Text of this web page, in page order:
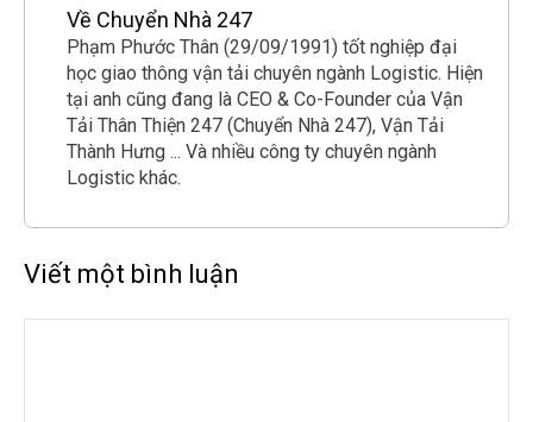
Về Chuyển Nhà 247
Phạm Phước Thân (29/09/1991) tốt nghiệp đại
học giao thông vận tải chuyên ngành Logistic. Hiện
tại anh cũng đang là CEO & Co-Founder của Vận
Tải Thân Thiện 247 (Chuyển Nhà 247), Vận Tải
Thành Hưng ... Và nhiều công ty chuyên ngành
Logistic khác.
Viết một bình luận